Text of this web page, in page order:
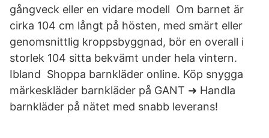
gångveck eller en vidare modell Om barnet är
cirka 104 cm långt på hösten, med smärt eller
genomsnittlig kroppsbyggnad, bör en overall i
storlek 104 sitta bekvämt under hela vintern.
Ibland Shoppa barnkläder online. Köp snygga
märkeskläder barnkläder på GANT ➜ Handla
barnkläder på nätet med snabb leverans!